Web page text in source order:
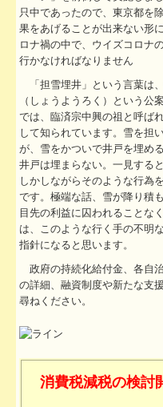
只中であったので、東京都を
果をあげることが出来ない形
ロナ禍の中で、ウイズコロナ
行かなければなりません
「担雪埋井」という言葉は
（しょうようろく）という公
では、臨済宗中興の祖と呼ば
して知られています。雪を
が、雪をかついで井戸を埋め
井戸は埋まらない。一見する
しかしながらそのような行為
です。極端な話、雪が降り積
目先の利益に囚われることな
は、このような行く手の不明
指針になると思います。
政府の持続化給付金、各自
の詳細、融資制度や新たな支
尋ねください。
消費税減税の検討